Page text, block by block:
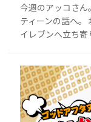
今週のアッコさ
ティーンの話へ
イレブンへ立ち寄